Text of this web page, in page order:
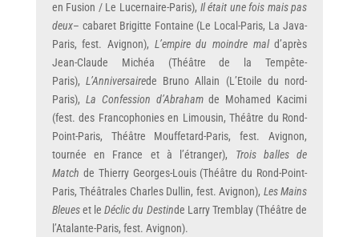
en Fusion / Le Lucernaire-Paris), Il était une fois mais pas
deux– cabaret Brigitte Fontaine (Le Local-Paris, La Java-
Paris, fest. Avignon), L’empire du moindre mald’après
Jean-Claude Michéa (Théâtre de la Tempête-
Paris),L’Anniversairede Bruno Allain (L’Etoile du nord-
Paris), La Confession d’Abrahamde Mohamed Kacimi
(fest. des Francophonies en Limousin, Théâtre du Rond-
Point-Paris, Théâtre Mouffetard-Paris, fest. Avignon,
tournée en France et à l’étranger), Trois balles de
Match de Thierry Georges-Louis (Théâtre du Rond-Point-
Paris, Théâtrales Charles Dullin, fest. Avignon), Les Mains
Bleueset leDéclic du Destinde Larry Tremblay (Théâtre de
l’Atalante-Paris, fest. Avignon).